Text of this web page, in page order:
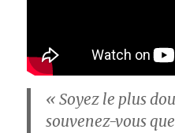
« Soyez le plus
souvenez-vous